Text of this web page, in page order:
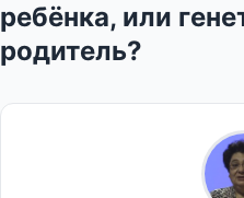
ребёнка, или
родитель?